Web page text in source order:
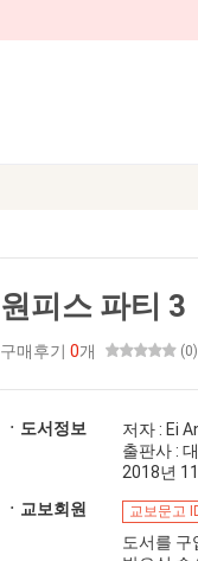
원피스 파티 3
구매후기 0개 (0)
ㆍ도서정보
저자 : Ei
출판사 :
2018년
ㆍ교보회원
교보문고
도서를